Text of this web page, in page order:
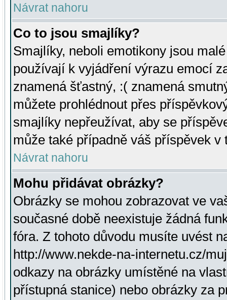
Návrat nahoru
Co to jsou smajlíky?
Smajlíky, neboli emotikony jsou
používají k vyjádření výrazu emocí
znamená šťastný, :( znamená
můžete prohlédnout přes
smajlíky nepřeužívat, aby se
může také případně váš příspěvek v
Návrat nahoru
Mohu přidávat obrázky?
Obrázky se mohou zobrazovat ve
současné době neexistuje žádná
fóra. Z tohoto důvodu musíte uvést
http://www.nekde-na-internetu.cz/
odkazy na obrázky umístěné na
přístupná stanice) nebo obrázky za